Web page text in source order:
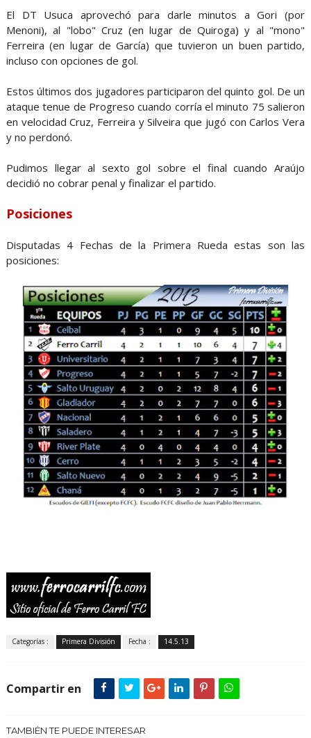
El DT Usuca aprovechó para darle minutos a Gori (por
Menoni), al "lobo" Cruz (en lugar de Quiroga) y al "mono"
Ferreira (en lugar de García) que tuvieron un buen partido,
incluso con opciones de gol.
Estos últimos dos jugadores participaron del quinto gol. De un
ataque tenue de Progreso cuando corría el minuto 75 salieron
en velocidad Cruz, Ferreira y Silveira que jugó con Carlos Vera
y no perdonó.
Pudimos llegar al sexto gol sobre el final cuando Araújo
decidió no cobrar penal y finalizar el partido.
Posiciones
Disputadas 4 Fechas de la Primera Rueda estas son las
posiciones:
Categorías : Primera División Fecha : 14.5.13
Compartir en
TAMBIÉN TE PUEDE INTERESAR